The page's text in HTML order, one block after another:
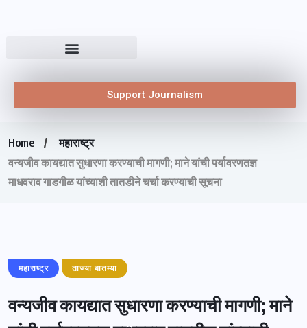
Support Journalism
Home
महाराष्ट्र
वन्यजीव कायद्यात सुधारणा करण्याची मागणी; माने यांची पर्यावरणतज्ञ
माधवराव गाडगीळ यांच्याशी तातडीने चर्चा करण्याची सूचना
महाराष्ट्र ताज्या बातम्या
वन्यजीव कायद्यात सुधारणा करण्याची मागणी; माने